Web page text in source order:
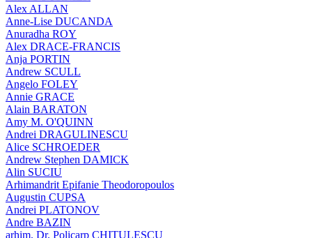
Alex ALLAN
Anne-Lise DUCANDA
Anuradha ROY
Alex DRACE-FRANCIS
Anja PORTIN
Andrew SCULL
Angelo FOLEY
Annie GRACE
Alain BARATON
Amy M. O'QUINN
Andrei DRAGULINESCU
Alice SCHROEDER
Andrew Stephen DAMICK
Alin SUCIU
Arhimandrit Epifanie Theodoropoulos
Augustin CUPSA
Andrei PLATONOV
Andre BAZIN
arhim. Dr. Policarp CHITULESCU